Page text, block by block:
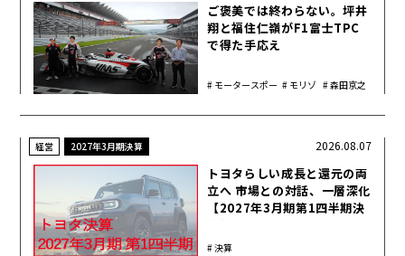
ご褒美では終わらない。坪井
翔と福住仁嶺がF1富士TPC
で得た手応え
モータースポー
モリゾ
森田京之
経営 2027年3月期決算
トヨタらしい成長と還元の両
立へ 市場との対話、一層深化
【2027年3月期第1四半期決
決算
2026.08.07